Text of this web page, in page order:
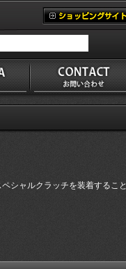
シャルクラッチを装着すること